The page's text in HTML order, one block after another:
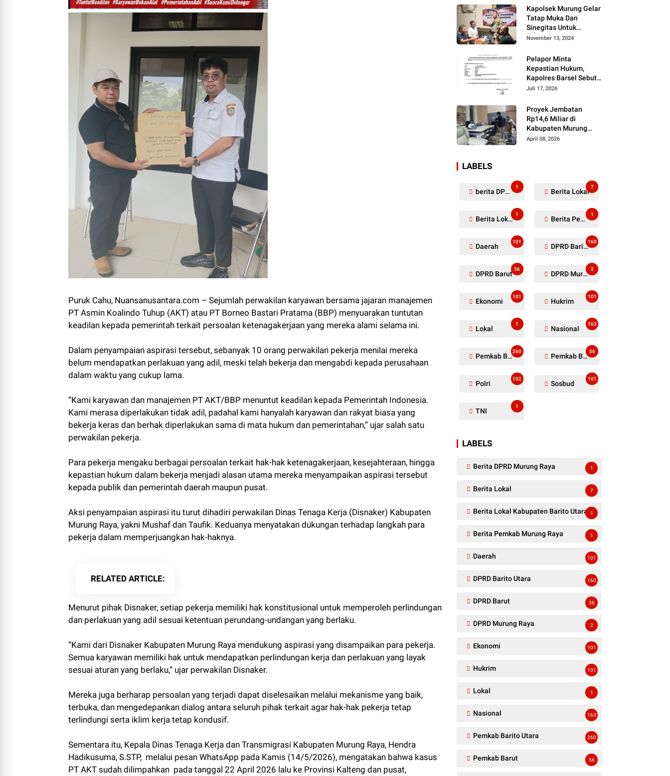
Puruk Cahu, Nuansanusantara.com – Sejumlah perwakilan karyawan bersama jajaran manajemen
PT Asmin Koalindo Tuhup (AKT) atau PT Borneo Bastari Pratama (BBP) menyuarakan tuntutan
keadilan kepada pemerintah terkait persoalan ketenagakerjaan yang mereka alami selama ini.
Dalam penyampaian aspirasi tersebut, sebanyak 10 orang perwakilan pekerja menilai mereka
belum mendapatkan perlakuan yang adil, meski telah bekerja dan mengabdi kepada perusahaan
dalam waktu yang cukup lama.
“Kami karyawan dan manajemen PT AKT/BBP menuntut keadilan kepada Pemerintah Indonesia.
Kami merasa diperlakukan tidak adil, padahal kami hanyalah karyawan dan rakyat biasa yang
bekerja keras dan berhak diperlakukan sama di mata hukum dan pemerintahan,” ujar salah satu
perwakilan pekerja.
Para pekerja mengaku berbagai persoalan terkait hak-hak ketenagakerjaan, kesejahteraan, hingga
kepastian hukum dalam bekerja menjadi alasan utama mereka menyampaikan aspirasi tersebut
kepada publik dan pemerintah daerah maupun pusat.
Aksi penyampaian aspirasi itu turut dihadiri perwakilan Dinas Tenaga Kerja (Disnaker) Kabupaten
Murung Raya, yakni Mushaf dan Taufik. Keduanya menyatakan dukungan terhadap langkah para
pekerja dalam memperjuangkan hak-haknya.
RELATED ARTICLE
Menurut pihak Disnaker, setiap pekerja memiliki hak konstitusional untuk memperoleh perlindungan
dan perlakuan yang adil sesuai ketentuan perundang-undangan yang berlaku.
“Kami dari Disnaker Kabupaten Murung Raya mendukung aspirasi yang disampaikan para pekerja.
Semua karyawan memiliki hak untuk mendapatkan perlindungan kerja dan perlakuan yang layak
sesuai aturan yang berlaku,” ujar perwakilan Disnaker.
Mereka juga berharap persoalan yang terjadi dapat diselesaikan melalui mekanisme yang baik,
terbuka, dan mengedepankan dialog antara seluruh pihak terkait agar hak-hak pekerja tetap
terlindungi serta iklim kerja tetap kondusif.
Sementara itu, Kepala Dinas Tenaga Kerja dan Transmigrasi Kabupaten Murung Raya, Hendra
Hadikusuma, S.STP, melalui pesan WhatsApp pada Kamis (14/5/2026), mengatakan bahwa kasus
PT AKT sudah dilimpahkan pada tanggal 22 April 2026 lalu ke Provinsi Kalteng dan pusat,
Kapolsek Murung Gelar
Tatap Muka Dan
Sinegitas Untuk
Menjaga Situasi
Kondusif Dengan Insan
Pers
November 13, 2024
Pelapor Minta
Kepastian Hukum,
Kapolres Barsel Sebut
Dugaan Penyerobotan
Juli 17, 2026
Proyek Jembatan
Rp14,6 Miliar di
Kabupaten Murung
Raya Mangkrak,
April 08, 2026
LABELS
berita DPRD Murung Raya
1
Berita Lokal
7
Berita Lokal Kabupaten Barito Utara
1
Berita Pemkab Murung Raya
1
Daerah
101
DPRD Barito Utara
160
DPRD Barut
36
DPRD Murung Raya
2
Ekonomi
101
Hukrim
101
Lokal
1
Nasional
163
Pemkab Barito Utara
260
Pemkab Barut
56
Polri
102
Sosbud
101
TNI
1
LABELS
Berita DPRD Murung Raya 1
Berita Lokal 7
Berita Lokal Kabupaten Barito Utara 1
Berita Pemkab Murung Raya 1
Daerah 101
DPRD Barito Utara 160
DPRD Barut 36
DPRD Murung Raya 2
Ekonomi 101
Hukrim 101
Lokal 1
Nasional 163
Pemkab Barito Utara 260
Pemkab Barut 56